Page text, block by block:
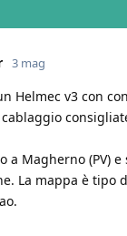
3 mag
Helmec v3 con
a Magherno (PV)
La mappa è tipo